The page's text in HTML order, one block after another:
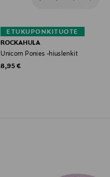
ETUKUPONKITUOTE
ROCKAHULA
Unicorn Ponies -hiuslenkit
Original Price
8,95 €